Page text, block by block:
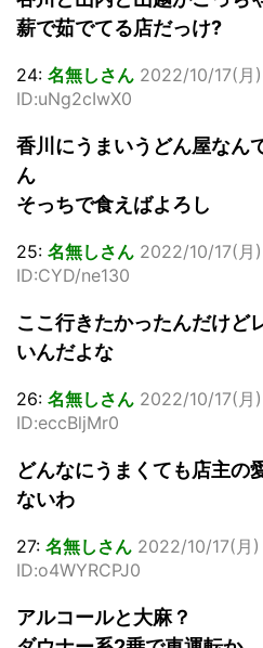
薪で茹でてる店だっけ?
24: 名無しさん 2022/10/17(
ID:uNg2cIwX0
香川にうまいうどん屋なん
ん
そっちで食えばよろし
25: 名無しさん 2022/10/17(月
ID:CYD/ne130
ここ行きたかったんだけど
いんだよな
26: 名無しさん 2022/10/17(月
ID:eccBljMr0
どんなにうまくても店主の
ないわ
27: 名無しさん 2022/10/17(月
ID:o4WYRCPJ0
アルコールと大麻？